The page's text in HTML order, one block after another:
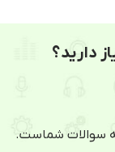
دارید؟
سوالات شماست.